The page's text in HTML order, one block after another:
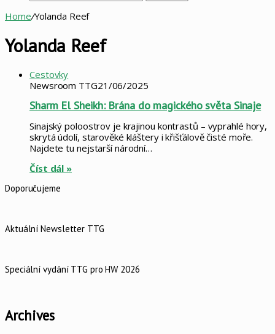
Home/Yolanda Reef
Yolanda Reef
Cestovky
Newsroom TTG21/06/2025
Sharm El Sheikh: Brána do magického světa Sinaje
Sinajský poloostrov je krajinou kontrastů – vyprahlé hory,
skrytá údolí, starověké kláštery i křišťálově čisté moře.
Najdete tu nejstarší národní…
Číst dál »
Doporučujeme
Aktuální Newsletter TTG
Speciální vydání TTG pro HW 2026
Archives